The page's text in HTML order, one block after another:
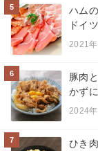
5
ハム
ドイ
2021
6
豚肉
かず
2024
7
ひき